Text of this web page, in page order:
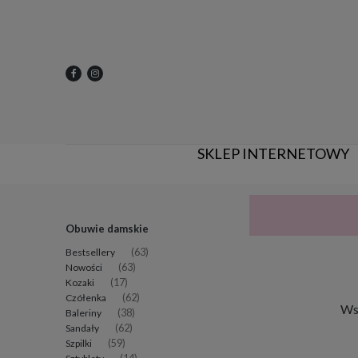
SKLEP INTERNETOWY
Obuwie damskie
Bestsellery
(63)
Nowości
(63)
Kozaki
(17)
Czółenka
(62)
Baleriny
(38)
Sandały
(62)
Szpilki
(59)